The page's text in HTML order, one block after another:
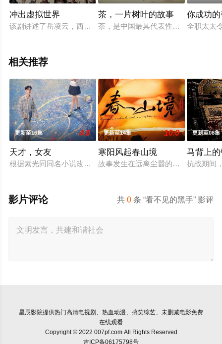
冲出虚拟世界
该剧讲述了岳凌云，西门迪等四个现代青年在网络游戏的虚拟
茶，一片树叶的故事
茶，是中国最具代表性的文化之一。
你成功
全职太太
相关推荐
更新至16集 4.0
天才，女友
根据素光同同名小说改编。江逾白长大以后，林知夏忽然对他说
更新至14集 10.0
寒阳风起春山境
故事发生在远离尘嚣的春日山野，两
更新至08集
马背上
抗战期间
共0 条 “看不见的黑手” 影评
影片评论
星辰影院提供热门高清电视剧、热血动漫、搞笑综艺、未删减电影免费
在线观看
Copyright © 2022 007pf.com All Rights Reserved
吉ICP备06175798号